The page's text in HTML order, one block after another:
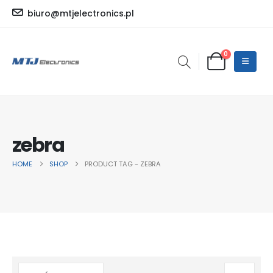
biuro@mtjelectronics.pl
0
zebra
HOME SHOP PRODUCT TAG - ZEBRA